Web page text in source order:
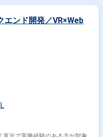
エンド開発／VR×Web